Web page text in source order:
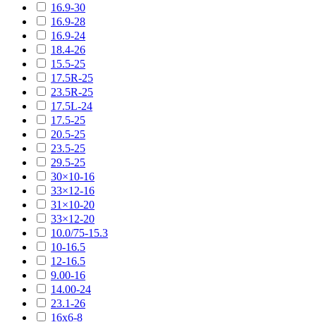
16.9-30
16.9-28
16.9-24
18.4-26
15.5-25
17.5R-25
23.5R-25
17.5L-24
17.5-25
20.5-25
23.5-25
29.5-25
30×10-16
33×12-16
31×10-20
33×12-20
10.0/75-15.3
10-16.5
12-16.5
9.00-16
14.00-24
23.1-26
16х6-8